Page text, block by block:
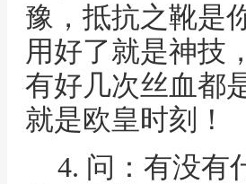
豫，抵抗之靴是
用好了就是神技
有好几次丝血都
就是欧皇时刻！
4. 问：有没有